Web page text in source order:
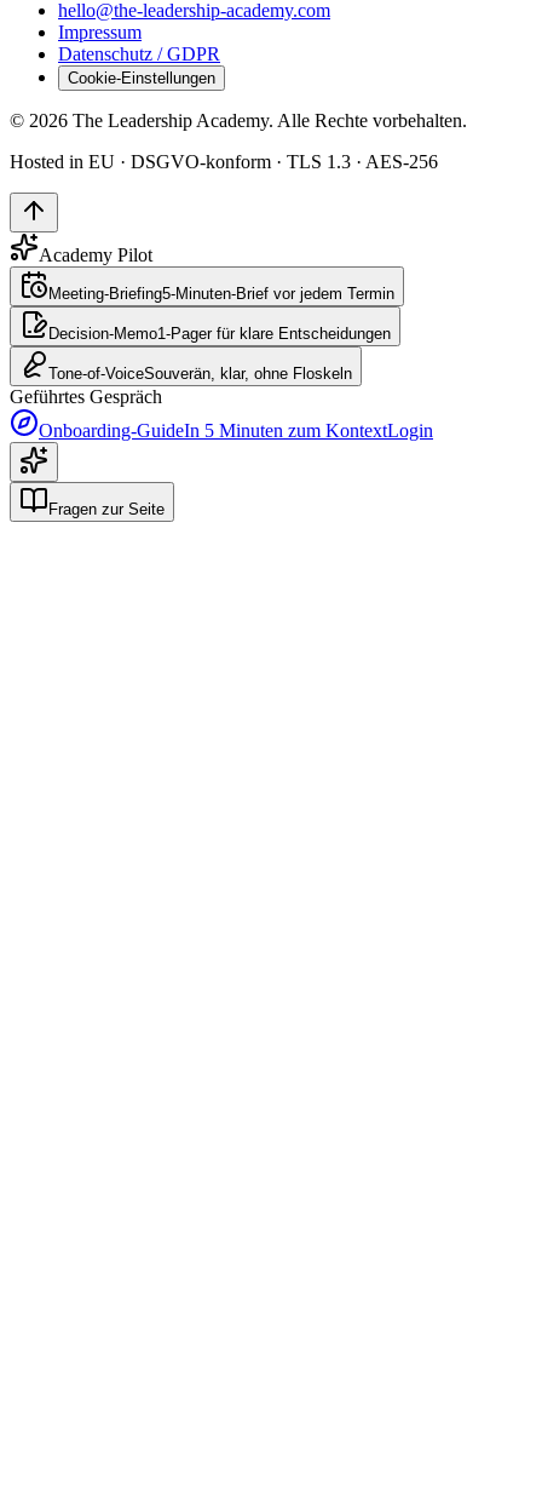
hello@the-leadership-academy.com
Impressum
Datenschutz / GDPR
Cookie-Einstellungen
© 2026 The Leadership Academy. Alle Rechte vorbehalten.
Hosted in EU · DSGVO-konform · TLS 1.3 · AES-256
Academy Pilot
Meeting-Briefing5-Minuten-Brief vor jedem Termin
Decision-Memo1-Pager für klare Entscheidungen
Tone-of-VoiceSouverän, klar, ohne Floskeln
Geführtes Gespräch
Onboarding-GuideIn 5 Minuten zum KontextLogin
Fragen zur Seite